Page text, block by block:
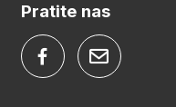
Pratite nas